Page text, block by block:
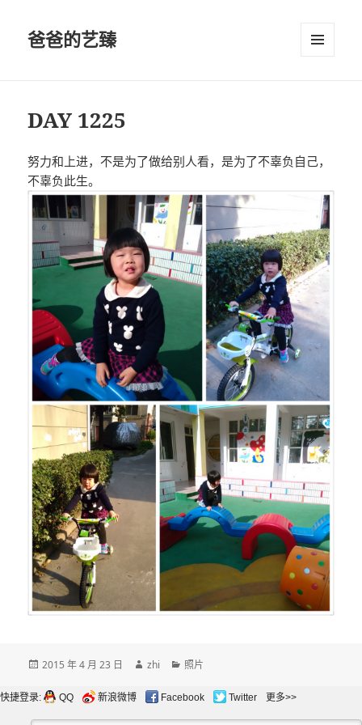
爸爸的艺臻
DAY 1225
努力和上进，不是为了做给别人看，是为了不辜负自己，
不辜负此生。
发
于
2015 年 4 月 23 日
作
zhi
分
照片
快捷登录: QQ 新浪微博 Facebook Twitter 更多>>